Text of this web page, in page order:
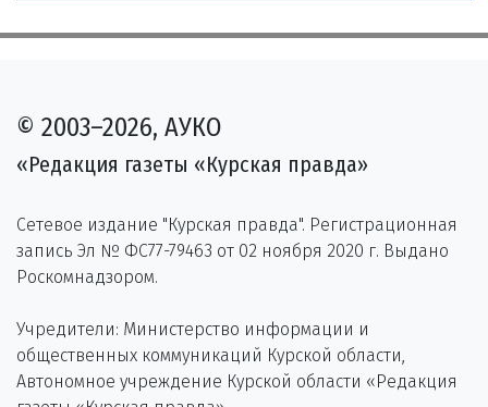
© 2003–2026, АУКО
«Редакция газеты «Курская правда»
Сетевое издание "Курская правда". Регистрационная
запись Эл № ФС77-79463 от 02 ноября 2020 г. Выдано
Роскомнадзором.
Учредители: Министерство информации и
общественных коммуникаций Курской области,
Автономное учреждение Курской области «Редакция